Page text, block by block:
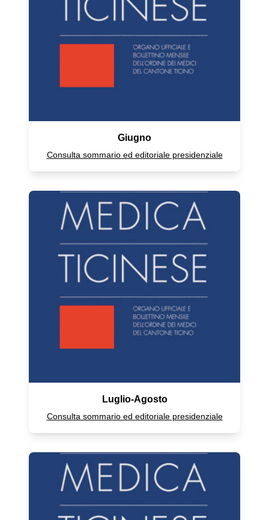
Giugno
Consulta sommario ed editoriale presidenziale
Luglio-Agosto
Consulta sommario ed editoriale presidenziale